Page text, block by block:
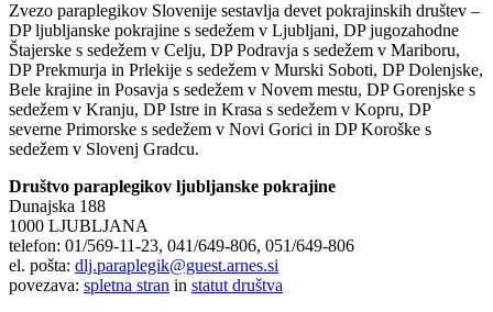
Zvezo paraplegikov Slovenije sestavlja devet pokrajinskih društev –
DP ljubljanske pokrajine s sedežem v Ljubljani, DP jugozahodne
Štajerske s sedežem v Celju, DP Podravja s sedežem v Mariboru,
DP Prekmurja in Prlekije s sedežem v Murski Soboti, DP Dolenjske,
Bele krajine in Posavja s sedežem v Novem mestu, DP Gorenjske s
sedežem v Kranju, DP Istre in Krasa s sedežem v Kopru, DP
severne Primorske s sedežem v Novi Gorici in DP Koroške s
sedežem v Slovenj Gradcu.
Društvo paraplegikov ljubljanske pokrajine
Dunajska 188
1000 LJUBLJANA
telefon: 01/569-11-23, 041/649-806, 051/649-806
el. pošta: dlj.paraplegik@guest.arnes.si
povezava: spletna stran in statut društva